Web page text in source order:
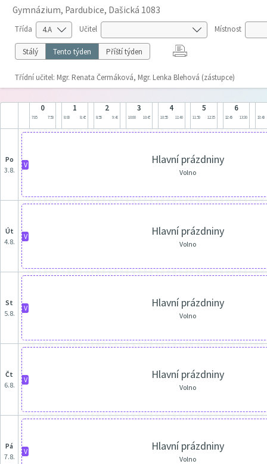
Gymnázium, Pardubice, Dašická 1083
Třída Učitel Místnost
Stálý Tento týden Příští týden
Třídní učitel: Mgr. Renata Čermáková, Mgr. Lenka Blehová (zástupce)
0
7:05 7:50
1
8:00 8:45
2
8:55 9:40
3
10:00 10:45
4
10:55 11:40
5
11:50 12:35
6
12:45 13:30 13:40
po
3.8.
V Hlavní prázdniny
Volno
út
4.8.
V Hlavní prázdniny
Volno
st
5.8.
V Hlavní prázdniny
Volno
čt
6.8.
V Hlavní prázdniny
Volno
pá
7.8.
V Hlavní prázdniny
Volno